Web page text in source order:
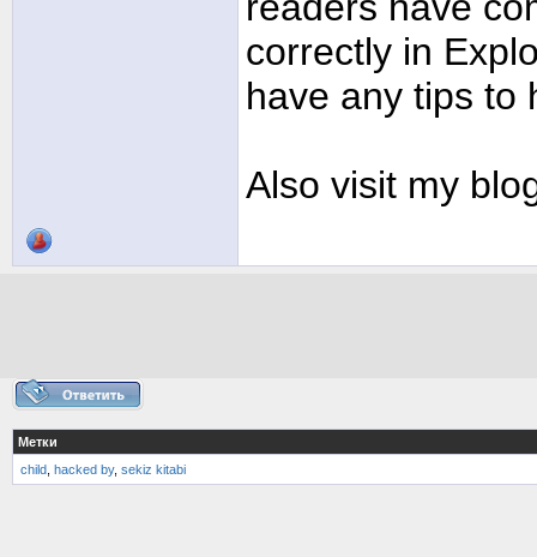
correctly in
have any tips to
Also visit my
Метки
child hacked by, sekiz kitabi